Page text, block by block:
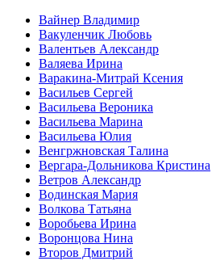
Вайнер Владимир
Вакуленчик Любовь
Валентьев Александр
Валяева Ирина
Варакина-Митрай Ксения
Васильев Сергей
Васильева Вероника
Васильева Марина
Васильева Юлия
Венгржновская Талина
Вергара-Дольникова Кристина
Ветров Александр
Водинская Мария
Волкова Татьяна
Воробьева Ирина
Воронцова Нина
Второв Дмитрий